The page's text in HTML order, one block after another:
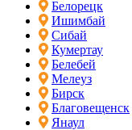
Белорецк
Ишимбай
Сибай
Кумертау
Белебей
Мелеуз
Бирск
Благовещенск
Янаул